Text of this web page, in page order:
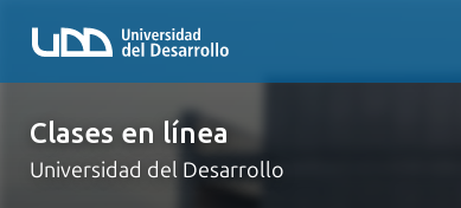
Clases en línea
Universidad del Desarrollo